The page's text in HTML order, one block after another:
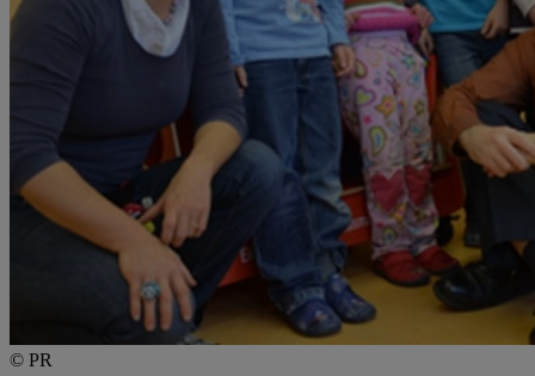
© PR